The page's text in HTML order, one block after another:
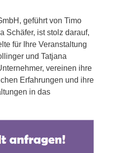
geführt von Timo
Schäfer, ist stolz darauf,
für Ihre Veranstaltung
und Tatjana
vereinen ihre
Erfahrungen und ihre
in das